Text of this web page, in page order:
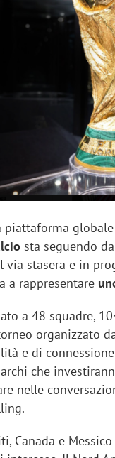
piattaforma
sta seguendo
via stasera e in
a rappresentare
a 48 squadre,
organizzato
e di
che
nelle
Canada e
Ads: «L'Italia è un
e continuerà a